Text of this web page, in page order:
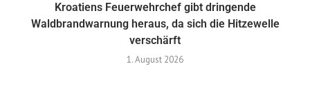
Kroatiens Feuerwehrchef gibt dringende
Waldbrandwarnung heraus, da sich die Hitzewelle
verschärft
1. August 2026